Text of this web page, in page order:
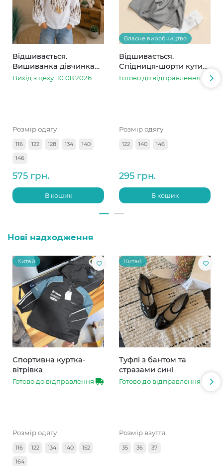
Відшивається.
Вишиванка дівчинка
колоски
Вихід з цеху: 10.08.2026
Розмір одягу
116 122 128 134
140
146
575 грн.
В кошик
Власне виробництво
Відшивається.
Спідниця-шорти кутик
сіра в смужку
Готово до відправлення
Розмір одягу
122 140 146
295 грн.
В кошик
Нові надходження
Китай
Спортивна куртка-
вітрівка
Готово до відправлення
Розмір одягу
116 122 134 140
152
164
Китай
Туфлі з бантом та
стразами сині
Готово до відправлення
Розмір взуття
35 36 37